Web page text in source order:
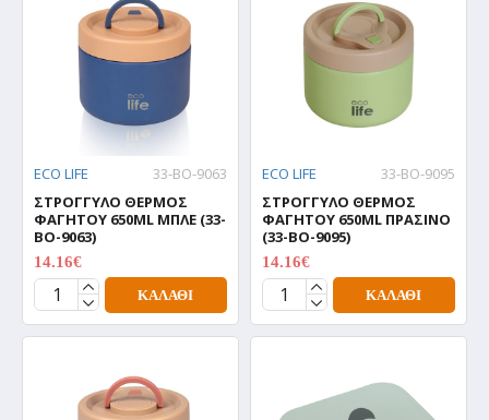
ECO LIFE
33-BO-9063
ΣΤΡΟΓΓΥΛΟ ΘΕΡΜΟΣ
ΦΑΓΗΤΟΥ 650ML ΜΠΛΕ (33-
BO-9063)
14.16€
ΚΑΛΆΘΙ
ECO LIFE
33-BO-9095
ΣΤΡΟΓΓΥΛΟ ΘΕΡΜΟΣ
ΦΑΓΗΤΟΥ 650ML ΠΡΑΣΙΝΟ
(33-BO-9095)
14.16€
ΚΑΛΆΘΙ